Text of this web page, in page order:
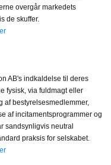
overgår markedets
de skuffer.
AB's indkaldelse til deres
fysisk, via fuldmagt eller
af bestyrelsesmedlemmer,
af incitamentsprogrammer og
sandsynligvis neutral
praksis for selskabet.